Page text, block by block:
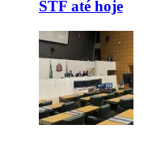
STF até hoje